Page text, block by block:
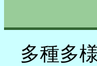
多種多